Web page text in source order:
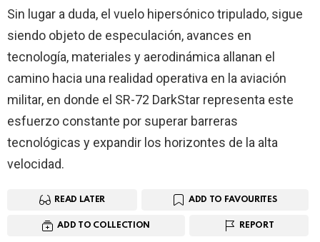
Sin lugar a duda, el vuelo hipersónico tripulado, sigue
siendo objeto de especulación, avances en
tecnología, materiales y aerodinámica allanan el
camino hacia una realidad operativa en la aviación
militar, en donde el SR-72 DarkStar representa este
esfuerzo constante por superar barreras
tecnológicas y expandir los horizontes de la alta
velocidad.
READ LATER ADD TO FAVOURITES
ADD TO COLLECTION REPORT